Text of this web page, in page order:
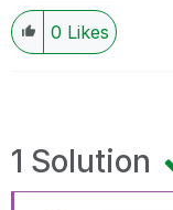
0 Likes
1 Solution